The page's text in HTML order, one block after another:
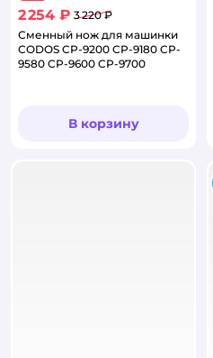
2 254 ₽ 3 220 ₽
Сменный нож для машинки
CODOS CP-9200 CP-9180 CP-
9580 CP-9600 CP-9700
В корзину